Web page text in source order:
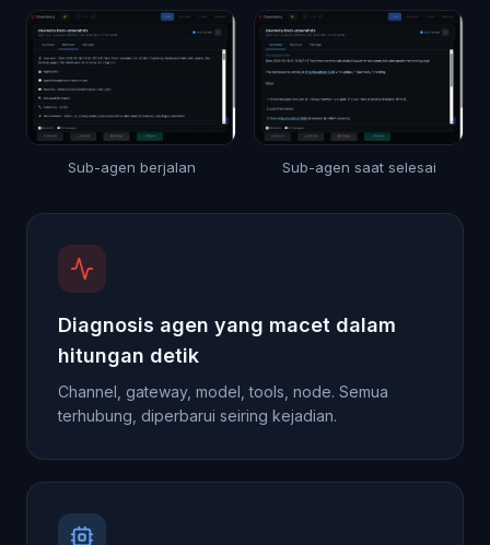
Sub-agen berjalan Sub-agen saat selesai
Diagnosis agen yang macet dalam
hitungan detik
Channel, gateway, model, tools, node. Semua
terhubung, diperbarui seiring kejadian.